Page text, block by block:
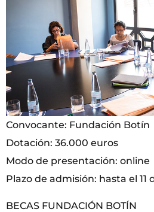
Convocante: Fundación Botín
Dotación: 36.000 euros
Modo de presentación: online
Plazo de admisión: hasta el 11
BECAS FUNDACIÓN BOTÍN